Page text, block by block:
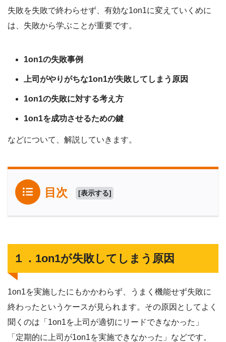
失敗を失敗で終わらせず、有効な1on1に変えていくめに
は、失敗から学ぶことが重要です。
1on1の失敗事例
上司がやりがちな1on1が失敗してしまう原因
1on1の失敗に対する考え方
1on1を成功させるための鍵
などについて、解説していきます。
目次 [表示する]
１．1on1が失敗してしまう原因
1on1を実施したにもかかわらず、うまく機能せず失敗に
終わったというケースが見られます。その原因としてよく
聞くのは「1on1を上司が適切にリードできなかった」
「定期的に上司が1on1を実施できなかった」などです。